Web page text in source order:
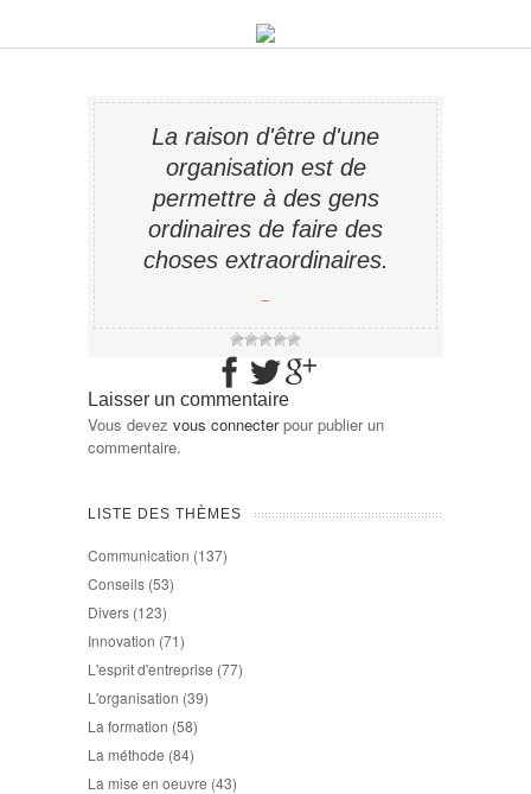
La raison d'être d'une
organisation est de
permettre à des gens
ordinaires de faire des
choses extraordinaires.
−
Laisser un commentaire
Vous devez vous connecterpour publier un
commentaire.
LISTE DES THÈMES
Communication (137)
Conseils (53)
Divers (123)
Innovation (71)
L'esprit d'entreprise (77)
L'organisation (39)
La formation (58)
La méthode (84)
La mise en oeuvre (43)